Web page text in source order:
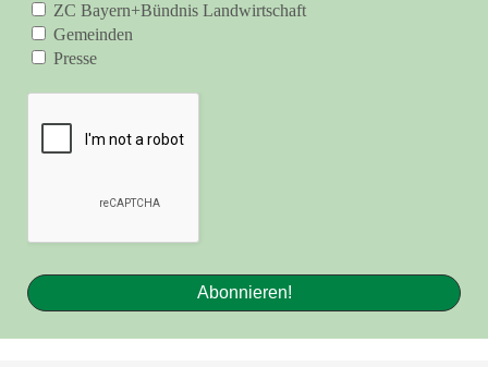
ZC Bayern+Bündnis Landwirtschaft
Gemeinden
Presse